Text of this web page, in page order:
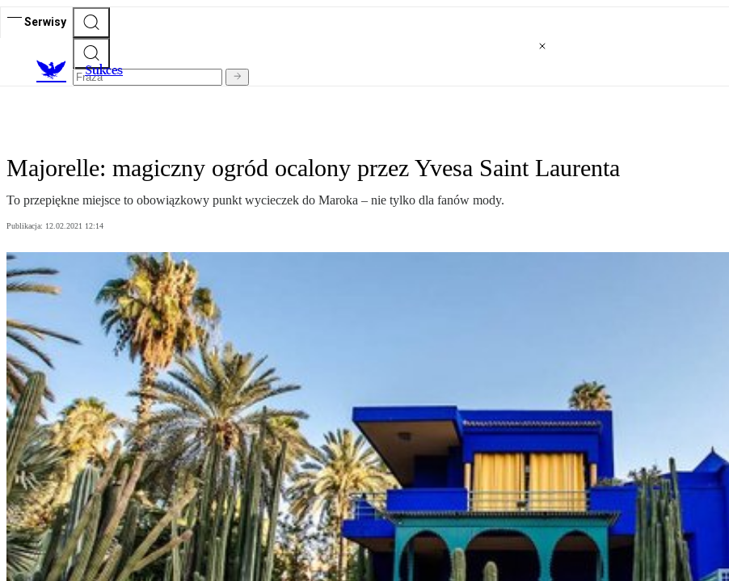
Serwisy
Sukces
Majorelle: magiczny ogród ocalony przez Yvesa Saint Laurenta
To przepiękne miejsce to obowiązkowy punkt wycieczek do Maroka – nie tylko dla fanów mody.
Publikacja: 12.02.2021 12:14